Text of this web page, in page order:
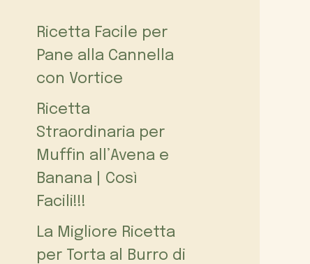
Ricetta Facile per
Pane alla Cannella
con Vortice
Ricetta
Straordinaria per
Muffin all’Avena e
Banana | Così
Facili!!!
La Migliore Ricetta
per Torta al Burro di